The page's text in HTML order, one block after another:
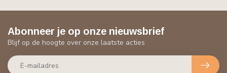
Abonneer je op onze nieuwsbrief
Blijf op de hoogte over onze laatste acties